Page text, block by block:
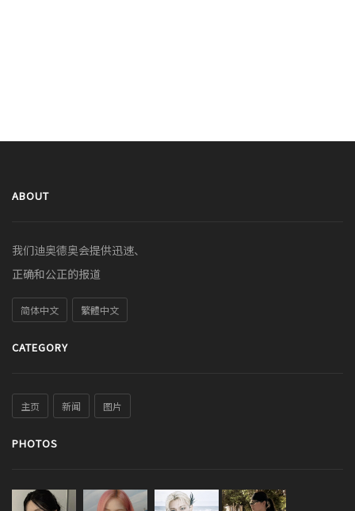
ABOUT
我们迪奥德奥会提供迅速、
正确和公正的报道
简体中文 繁體中文
CATEGORY
主页 新闻 图片
PHOTOS